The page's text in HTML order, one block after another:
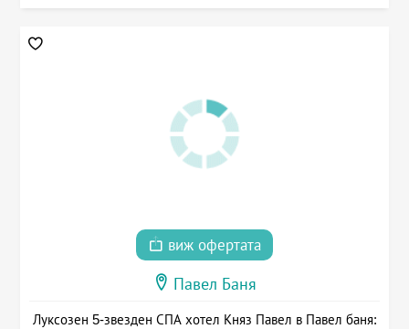
виж офертата
Павел Баня
Луксозен 5-звезден СПА хотел Княз Павел в Павел баня: